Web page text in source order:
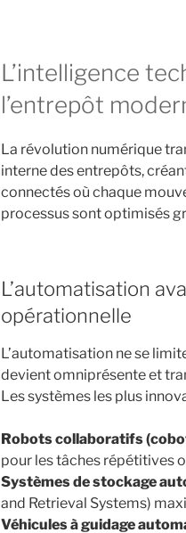
L’intelligence
l’entrepôt
La révolution numérique
interne des entrepôts,
connectés où chaque
processus sont optimisés
L’automatisation
opérationnelle
L’automatisation ne se
devient omniprésente et
Les systèmes les plus
Robots collaboratifs
pour les tâches répétitives
Systèmes de stockage
and Retrieval Systems)
Véhicules à guidage